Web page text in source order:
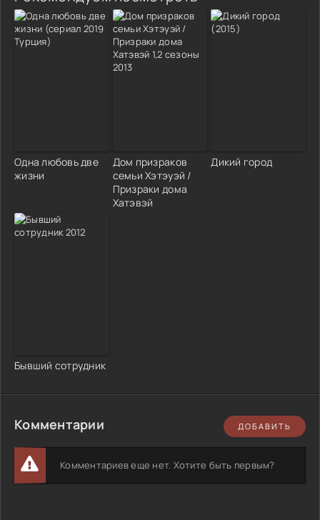
Одна любовь две
жизни
Дом призраков
семьи Хэтэуэй /
Призраки дома
Хатэвэй
Дикий город
Бывший сотрудник
Комментарии ДОБАВИТЬ
Комментариев еще нет. Хотите быть первым?